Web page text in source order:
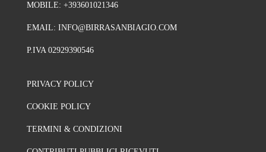
MOBILE: +393601021346
EMAIL: INFO@BIRRASANBIAGIO.COM
P.IVA 02929390546
PRIVACY POLICY
COOKIE POLICY
TERMINI & CONDIZIONI